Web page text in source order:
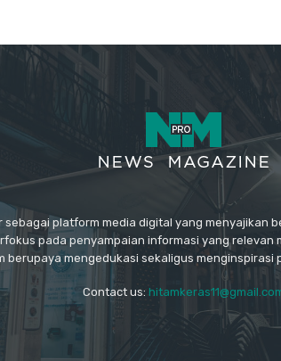
sebagai platform media digital yang menyajikan
pada penyampaian informasi yang relevan
berupaya mengedukasi sekaligus menginspirasi
Contact us: